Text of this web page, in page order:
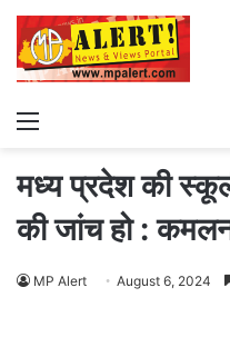
Menu
मध्य प्रदेश की
की जांच हो :
MP Alert August 6, 2024